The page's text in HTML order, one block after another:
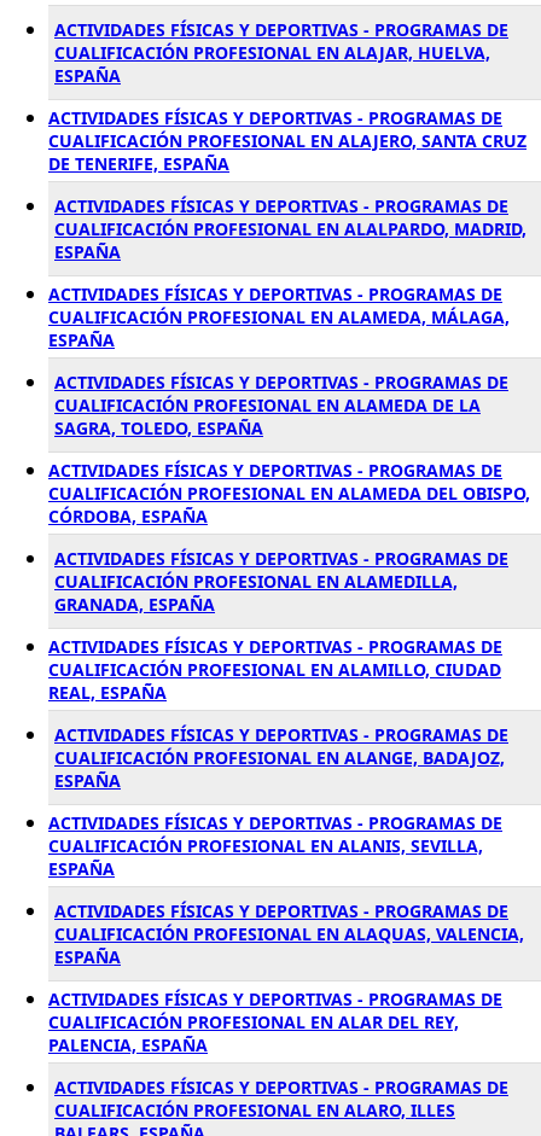
ACTIVIDADES FÍSICAS Y DEPORTIVAS - PROGRAMAS DE
CUALIFICACIÓN PROFESIONAL EN ALAJAR, HUELVA,
ESPAÑA
ACTIVIDADES FÍSICAS Y DEPORTIVAS - PROGRAMAS DE
CUALIFICACIÓN PROFESIONAL EN ALAJERO, SANTA CRUZ
DE TENERIFE, ESPAÑA
ACTIVIDADES FÍSICAS Y DEPORTIVAS - PROGRAMAS DE
CUALIFICACIÓN PROFESIONAL EN ALALPARDO, MADRID,
ESPAÑA
ACTIVIDADES FÍSICAS Y DEPORTIVAS - PROGRAMAS DE
CUALIFICACIÓN PROFESIONAL EN ALAMEDA, MÁLAGA,
ESPAÑA
ACTIVIDADES FÍSICAS Y DEPORTIVAS - PROGRAMAS DE
CUALIFICACIÓN PROFESIONAL EN ALAMEDA DE LA
SAGRA, TOLEDO, ESPAÑA
ACTIVIDADES FÍSICAS Y DEPORTIVAS - PROGRAMAS DE
CUALIFICACIÓN PROFESIONAL EN ALAMEDA DEL OBISPO,
CÓRDOBA, ESPAÑA
ACTIVIDADES FÍSICAS Y DEPORTIVAS - PROGRAMAS DE
CUALIFICACIÓN PROFESIONAL EN ALAMEDILLA,
GRANADA, ESPAÑA
ACTIVIDADES FÍSICAS Y DEPORTIVAS - PROGRAMAS DE
CUALIFICACIÓN PROFESIONAL EN ALAMILLO, CIUDAD
REAL, ESPAÑA
ACTIVIDADES FÍSICAS Y DEPORTIVAS - PROGRAMAS DE
CUALIFICACIÓN PROFESIONAL EN ALANGE, BADAJOZ,
ESPAÑA
ACTIVIDADES FÍSICAS Y DEPORTIVAS - PROGRAMAS DE
CUALIFICACIÓN PROFESIONAL EN ALANIS, SEVILLA,
ESPAÑA
ACTIVIDADES FÍSICAS Y DEPORTIVAS - PROGRAMAS DE
CUALIFICACIÓN PROFESIONAL EN ALAQUAS, VALENCIA,
ESPAÑA
ACTIVIDADES FÍSICAS Y DEPORTIVAS - PROGRAMAS DE
CUALIFICACIÓN PROFESIONAL EN ALAR DEL REY,
PALENCIA, ESPAÑA
ACTIVIDADES FÍSICAS Y DEPORTIVAS - PROGRAMAS DE
CUALIFICACIÓN PROFESIONAL EN ALARO, ILLES